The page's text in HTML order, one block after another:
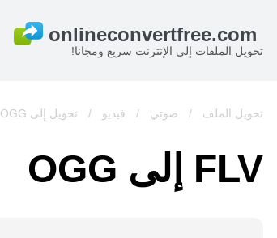
تحويل الملفات إلى الإنترنت سريع ومجانا!
صورة المحول
كتب المحول
تحويل الملف / صوتي / فيديو / تحويل إلى FLV OGG المحول
FLV إلى OGG